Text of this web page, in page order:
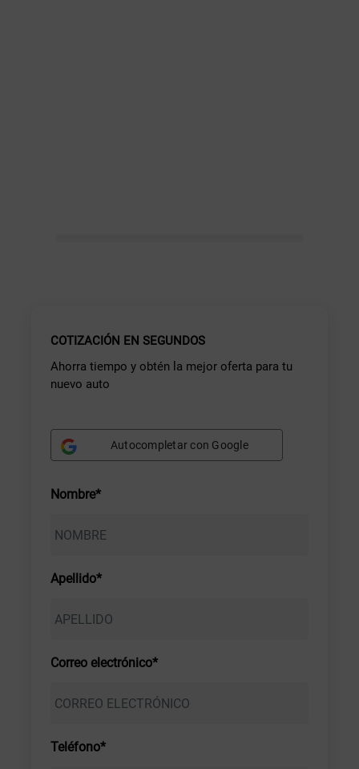
COTIZACIÓN EN SEGUNDOS
Ahorra tiempo y obtén la mejor oferta para tu
nuevo auto
Autocompletar con Google
Nombre*
Apellido*
Correo electrónico*
Teléfono*